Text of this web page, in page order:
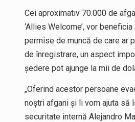
Cei aproximativ 70.000 de
‘Allies Welcome’, vor
permise de muncă de care ar
de înregistrare, un aspect
şedere pot ajunge la mii de
„Oferind acestor persoane
noştri afgani şi îi vom ajuta să
securitate internă Alejandro